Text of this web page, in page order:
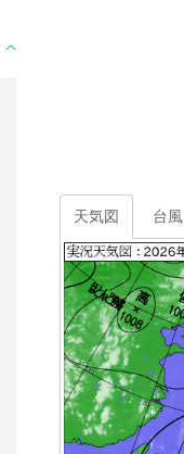
天気図 台風